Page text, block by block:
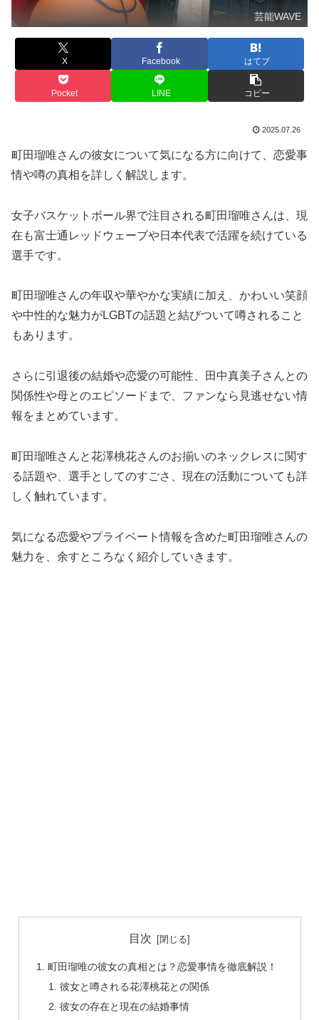
芸能WAVE
X Facebook はてブ
Pocket LINE コピー
2025.07.26
町田瑠唯さんの彼女について気になる方に向けて、恋愛事
情や噂の真相を詳しく解説します。
女子バスケットボール界で注目される町田瑠唯さんは、現
在も富士通レッドウェーブや日本代表で活躍を続けている
選手です。
町田瑠唯さんの年収や華やかな実績に加え、かわいい笑顔
や中性的な魅力がLGBTの話題と結びついて噂されること
もあります。
さらに引退後の結婚や恋愛の可能性、田中真美子さんとの
関係性や母とのエピソードまで、ファンなら見逃せない情
報をまとめています。
町田瑠唯さんと花澤桃花さんのお揃いのネックレスに関す
る話題や、選手としてのすごさ、現在の活動についても詳
しく触れています。
気になる恋愛やプライベート情報を含めた町田瑠唯さんの
魅力を、余すところなく紹介していきます。
目次
町田瑠唯の彼女の真相とは？恋愛事情を徹底解説！
彼女と噂される花澤桃花との関係
彼女の存在と現在の結婚事情